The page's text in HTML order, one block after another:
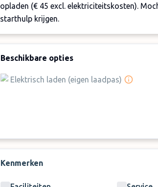
opladen (€ 45 excl. elektriciteitskosten).
starthulp krijgen.
Voor aan- of terugkomsten tussen 17:01
Voor grotere voertuigen zoals
Beschikbare opties
Elektrisch laden (eigen laadpas)
Kenmerken